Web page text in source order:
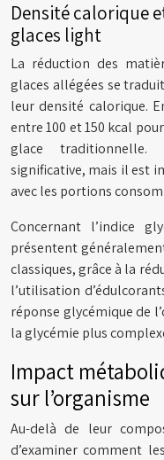
Densité calorique
glaces light
La réduction des
glaces allégées se
leur densité calorique.
entre 100 et 150 kcal
glace traditionnelle.
significative, mais il est
avec les portions
Concernant l’indice
présentent
classiques, grâce à la
l’utilisation
réponse glycémique de
la glycémie plus
Impact
sur l’organisme
Au-delà de leur
d’examiner comment